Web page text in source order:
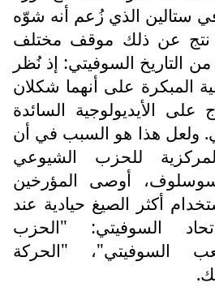
في ستالين الذي زُعم أنه شوّه
نتج عن ذلك موقف مختلف
من التاريخ السوفيتي: إذ نُظر
المبكرة على أنهما شكلان
الأيديولوجية السائدة
ولعل هذا هو السبب في أن
للحزب الشيوعي
أوصى المؤرخين
أكثر الصيغ حيادية عند
السوفيتي: "الحزب
السوفيتي"، "الحركة